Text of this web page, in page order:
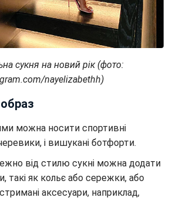
сукня на новий рік (фото:
nayelizabethh)
можна носити спортивні
і вишукані ботфорти.
від стилю сукні можна додати
такі як кольє або сережки, або
аксесуари, наприклад,